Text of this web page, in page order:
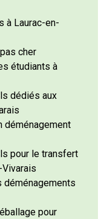
à Laurac-en-
cher
étudiants à
dédiés aux
déménagement
pour le transfert
déménagements
pour